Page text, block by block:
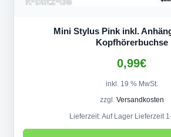
Mini Stylus Pink inkl.
Kopfhörerbuchse
0,99€
inkl. 19 % MwSt.
zzgl. Versandkosten
Lieferzeit:Auf Lager Lieferzeit